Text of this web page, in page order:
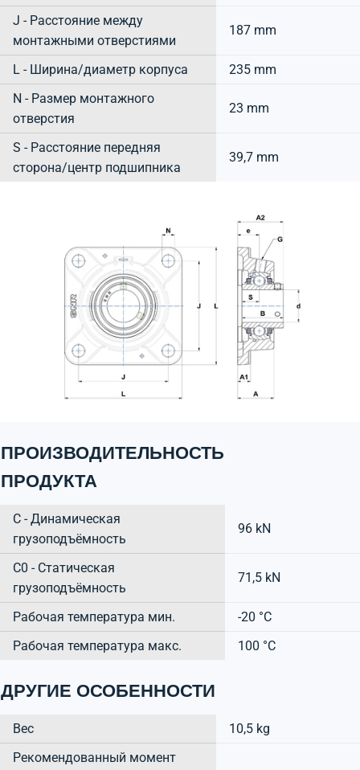
J - Расстояние между
монтажными отверстиями
187 mm
L - Ширина/диаметр корпуса
235 mm
N - Размер монтажного
отверстия
23 mm
S - Расстояние передняя
сторона/центр подшипника
39,7 mm
ПРОИЗВОДИТЕЛЬНОСТЬ
ПРОДУКТА
C - Динамическая
грузоподъёмность
96 kN
C0 - Статическая
грузоподъёмность
71,5 kN
Рабочая температура мин.
-20 °C
Рабочая температура макс.
100 °C
ДРУГИЕ ОСОБЕННОСТИ
Вес
10,5 kg
Рекомендованный момент